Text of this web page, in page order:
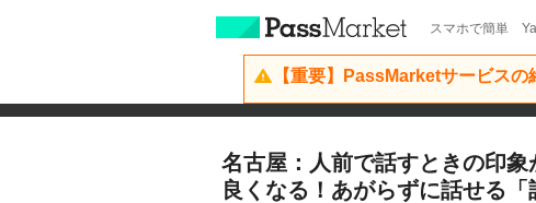
スマホで簡単
【重要】PassMarketサービスの
名古屋：人前で話すときの印象
良くなる！あがらずに話せる